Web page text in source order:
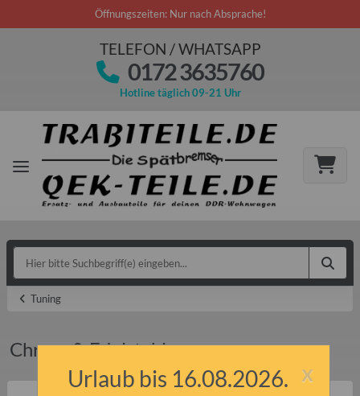
Öffnungszeiten: Nur nach Absprache!
TELEFON / WHATSAPP
0172 3635760
Hotline täglich 09-21 Uhr
Tuning
Chrom & Edelstahl
x
Urlaub bis 16.08.2026.